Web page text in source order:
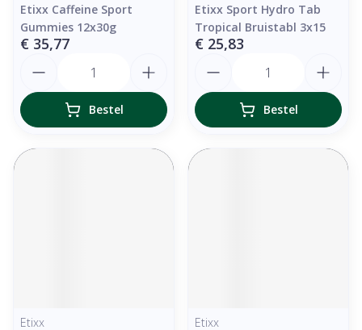
Etixx Caffeine Sport
Gummies 12x30g
€ 35,77
Bestel
Etixx Sport Hydro Tab
Tropical Bruistabl 3x15
€ 25,83
Bestel
Etixx
Etixx